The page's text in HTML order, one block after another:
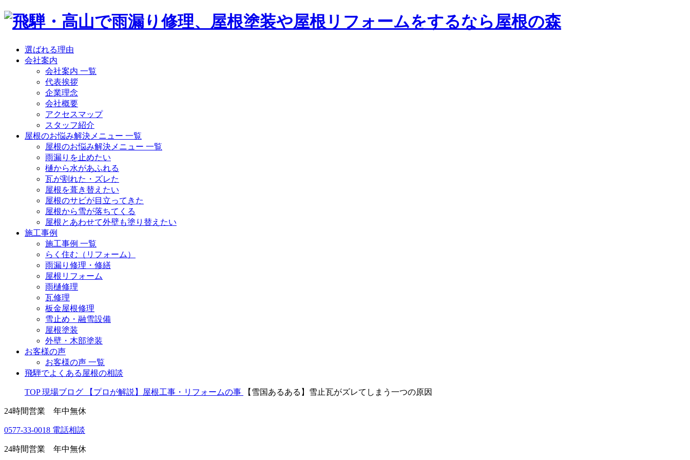
選ばれる理由
会社案内
会社案内 一覧
代表挨拶
企業理念
会社概要
アクセスマップ
スタッフ紹介
屋根のお悩み解決メニュー 一覧
屋根のお悩み解決メニュー 一覧
雨漏りを止めたい
樋から水があふれる
瓦が割れた・ズレた
屋根を葺き替えたい
屋根のサビが目立ってきた
屋根から雪が落ちてくる
屋根とあわせて外壁も塗り替えたい
施工事例
施工事例 一覧
らく住む（リフォーム）
雨漏り修理・修繕
屋根リフォーム
雨樋修理
瓦修理
板金屋根修理
雪止め・融雪設備
屋根塗装
外壁・木部塗装
お客様の声
お客様の声 一覧
飛騨でよくある屋根の相談
TOP 現場ブログ 【プロが解説】屋根工事・リフォームの事 【雪国あるある】雪止瓦がズレてしまう一つの原因
24時間営業 年中無休
0577-33-0018 電話相談
24時間営業 年中無休